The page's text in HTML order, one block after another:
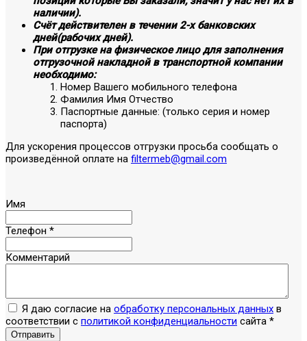
наличии).
Счёт действителен в течении 2-х банковских
дней(рабочих дней).
При отгрузке на физическое лицо для заполнения
отгрузочной накладной в транспортной компании
необходимо:
Номер Вашего мобильного телефона
Фамилия Имя Отчество
Паспортные данные: (только серия и номер
паспорта)
Для ускорения процессов отгрузки просьба сообщать о
произведённой оплате на filtermeb@gmail.com
Имя
Телефон *
Комментарий
Я даю согласие на обработку персональных данных в
соответствии с политикой конфиденциальности сайта *
Отправить